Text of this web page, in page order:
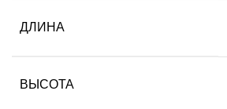
ДЛИНА
ВЫСОТА